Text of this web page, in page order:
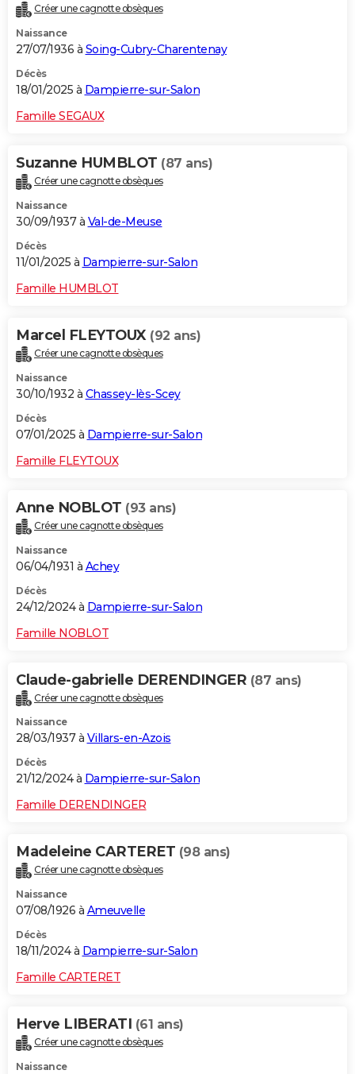
Créer une cagnotte obsèques
Naissance
27/07/1936 à Soing-Cubry-Charentenay
Décès
18/01/2025 à Dampierre-sur-Salon
Famille SEGAUX
Suzanne HUMBLOT (87 ans)
Créer une cagnotte obsèques
Naissance
30/09/1937 à Val-de-Meuse
Décès
11/01/2025 à Dampierre-sur-Salon
Famille HUMBLOT
Marcel FLEYTOUX (92 ans)
Créer une cagnotte obsèques
Naissance
30/10/1932 à Chassey-lès-Scey
Décès
07/01/2025 à Dampierre-sur-Salon
Famille FLEYTOUX
Anne NOBLOT (93 ans)
Créer une cagnotte obsèques
Naissance
06/04/1931 à Achey
Décès
24/12/2024 à Dampierre-sur-Salon
Famille NOBLOT
Claude-gabrielle DERENDINGER (87 ans)
Créer une cagnotte obsèques
Naissance
28/03/1937 à Villars-en-Azois
Décès
21/12/2024 à Dampierre-sur-Salon
Famille DERENDINGER
Madeleine CARTERET (98 ans)
Créer une cagnotte obsèques
Naissance
07/08/1926 à Ameuvelle
Décès
18/11/2024 à Dampierre-sur-Salon
Famille CARTERET
Herve LIBERATI (61 ans)
Créer une cagnotte obsèques
Naissance